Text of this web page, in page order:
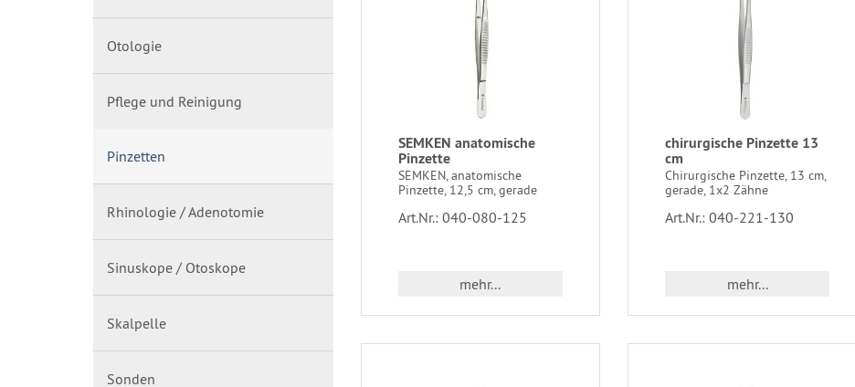
SEMKEN anatomische
Pinzette
SEMKEN, anatomische
Pinzette, 12,5 cm, gerade
Art.Nr.: 040-080-125
mehr...
chirurgische Pinzette 13
cm
Chirurgische Pinzette, 13 cm,
gerade, 1x2 Zähne
Art.Nr.: 040-221-130
mehr...
Otologie
Pflege und Reinigung
Pinzetten
Rhinologie / Adenotomie
Sinuskope / Otoskope
Skalpelle
Sonden